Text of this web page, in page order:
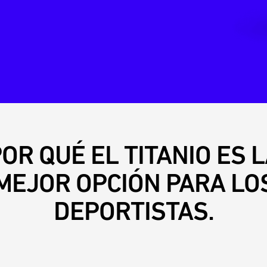
QUÉ EL TITANIO ES
OPCIÓN PARA
DEPORTISTAS.